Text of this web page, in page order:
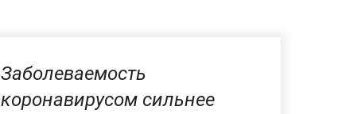
Заболеваемость
коронавирусом сильнее